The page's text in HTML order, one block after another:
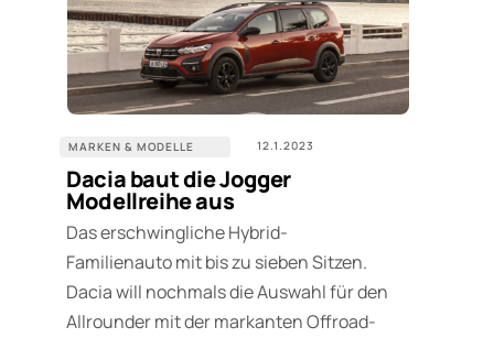
MARKEN & MODELLE 12.1.2023
Dacia baut die Jogger
Modellreihe aus
Das erschwingliche Hybrid-
Familienauto mit bis zu sieben Sitzen.
Dacia will nochmals die Auswahl für den
Allrounder mit der markanten Offroad-